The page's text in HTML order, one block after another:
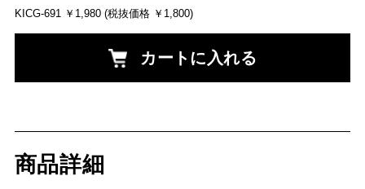
KICG-691 ￥1,980(税抜価格 ￥1,800)
カートに入れる
商品詳細